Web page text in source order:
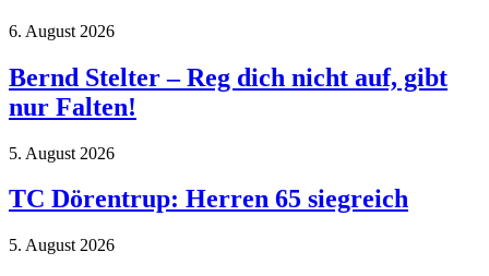
6. August 2026
Bernd Stelter – Reg dich nicht auf, gibt
nur Falten!
5. August 2026
TC Dörentrup: Herren 65 siegreich
5. August 2026